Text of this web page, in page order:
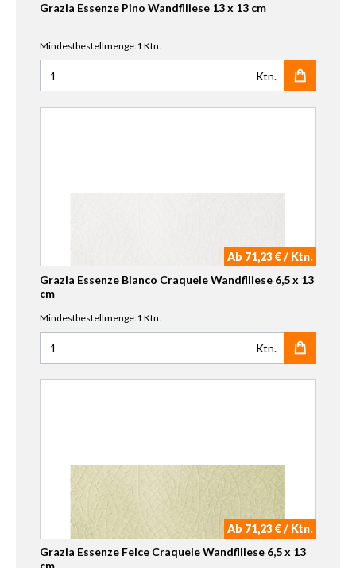
Grazia Essenze Pino Wandflliese 13 x 13 cm
Mindestbestellmenge:1 Ktn.
Anzahl für Grazia Essenze Pino Wandflliese 13 x 13 cm
Ktn.
Ab 71,23 € / Ktn.
Grazia Essenze Bianco Craquele Wandflliese 6,5 x 13
cm
Mindestbestellmenge:1 Ktn.
Anzahl für Grazia Essenze Bianco Craquele Wandflliese
Ktn.
Ab 71,23 € / Ktn.
Grazia Essenze Felce Craquele Wandflliese 6,5 x 13